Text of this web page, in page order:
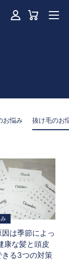
お悩み 抜け毛のお
は季節によっ
康な髪と頭皮
る3つの対策